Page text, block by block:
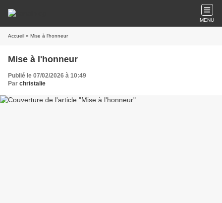
MENU
Accueil » Mise à l'honneur
Mise à l'honneur
Publié le 07/02/2026 à 10:49
Par christalie